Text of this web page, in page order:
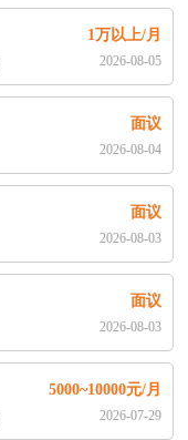
1万以上/月
2026-08-05
面议
2026-08-04
面议
2026-08-03
面议
2026-08-03
5000~10000元/月
2026-07-29